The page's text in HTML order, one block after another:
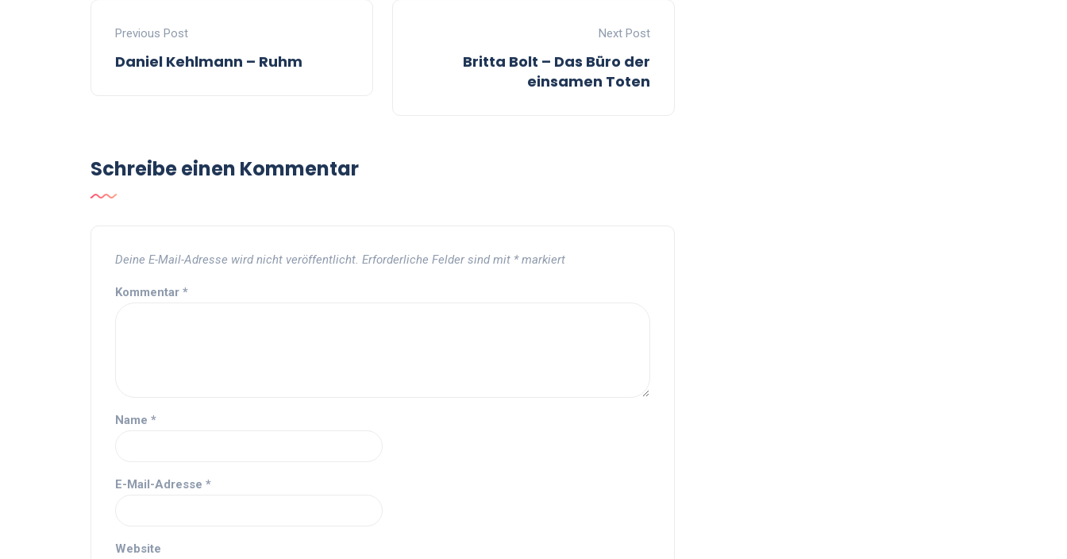
Previous Post
Daniel Kehlmann – Ruhm
Next Post
Britta Bolt – Das Büro der
einsamen Toten
Schreibe einen Kommentar
Deine E-Mail-Adresse wird nicht veröffentlicht. Erforderliche Felder sind mit *markiert
Kommentar *
Name *
E-Mail-Adresse *
Website